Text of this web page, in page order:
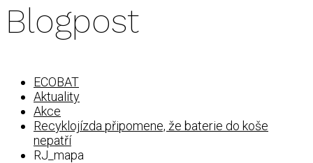
Blogpost
ECOBAT
Aktuality
Akce
Recyklojízda připomene, že baterie do koše
nepatří
RJ_mapa